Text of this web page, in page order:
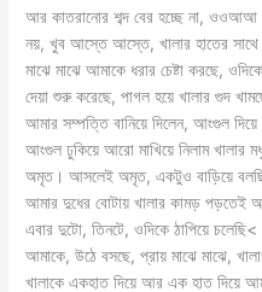
আর কাতরানোর শব্দ বের হচ্ছে না, ওওআআ
নয়, খুব আস্তে আস্তে, খালার হাতের সাথে
মাঝে মাঝে আমাকে ধরার চেষ্টা করছে,
দেয়া শুরু করেছে, পাগল হয়ে খালার গুদ
আমার সম্পত্তি বানিয়ে দিলেন, আংগুল
আংগুল ঢুকিয়ে আরো মাখিয়ে নিলাম খালার
অমৃত। আসলেই অমৃত, একটুও বাড়িয়ে বলছি
আমার দুধের বোটায় খালার কামড় পড়তেই
এবার দুটো, তিনটে, ওদিকে ঠাপিয়ে
আমাকে, উঠে বসছে, প্রায় মাঝে মাঝে,
খালাকে একহাত দিয়ে আর এক হাত দিয়ে